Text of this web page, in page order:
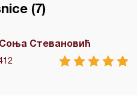
(7)
Соња Стевановић